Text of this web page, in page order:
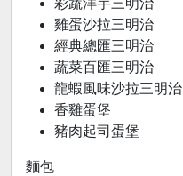
彩蔬洋芋三明治
雞蛋沙拉三明治
經典總匯三明治
蔬菜百匯三明治
龍蝦風味沙拉三明治
香雞蛋堡
豬肉起司蛋堡
麵包